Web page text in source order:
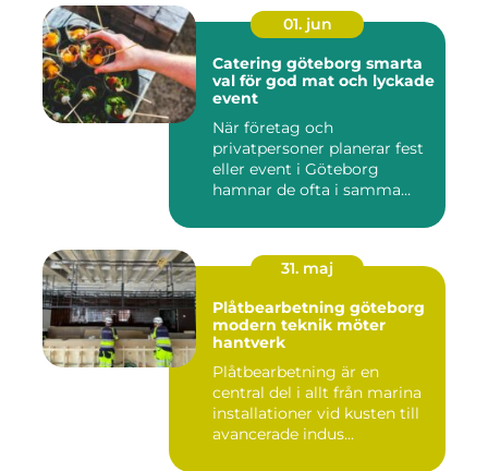
01. jun
Catering göteborg smarta
val för god mat och lyckade
event
När företag och
privatpersoner planerar fest
eller event i Göteborg
hamnar de ofta i samma
31. maj
Plåtbearbetning göteborg
modern teknik möter
hantverk
Plåtbearbetning är en
central del i allt från marina
installationer vid kusten till
avancerade indus...